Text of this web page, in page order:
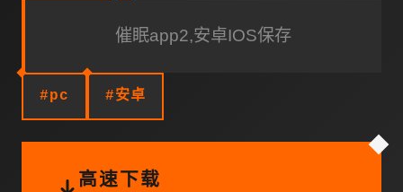
催眠app2,安卓IOS保存
#pc #安卓
高速下载